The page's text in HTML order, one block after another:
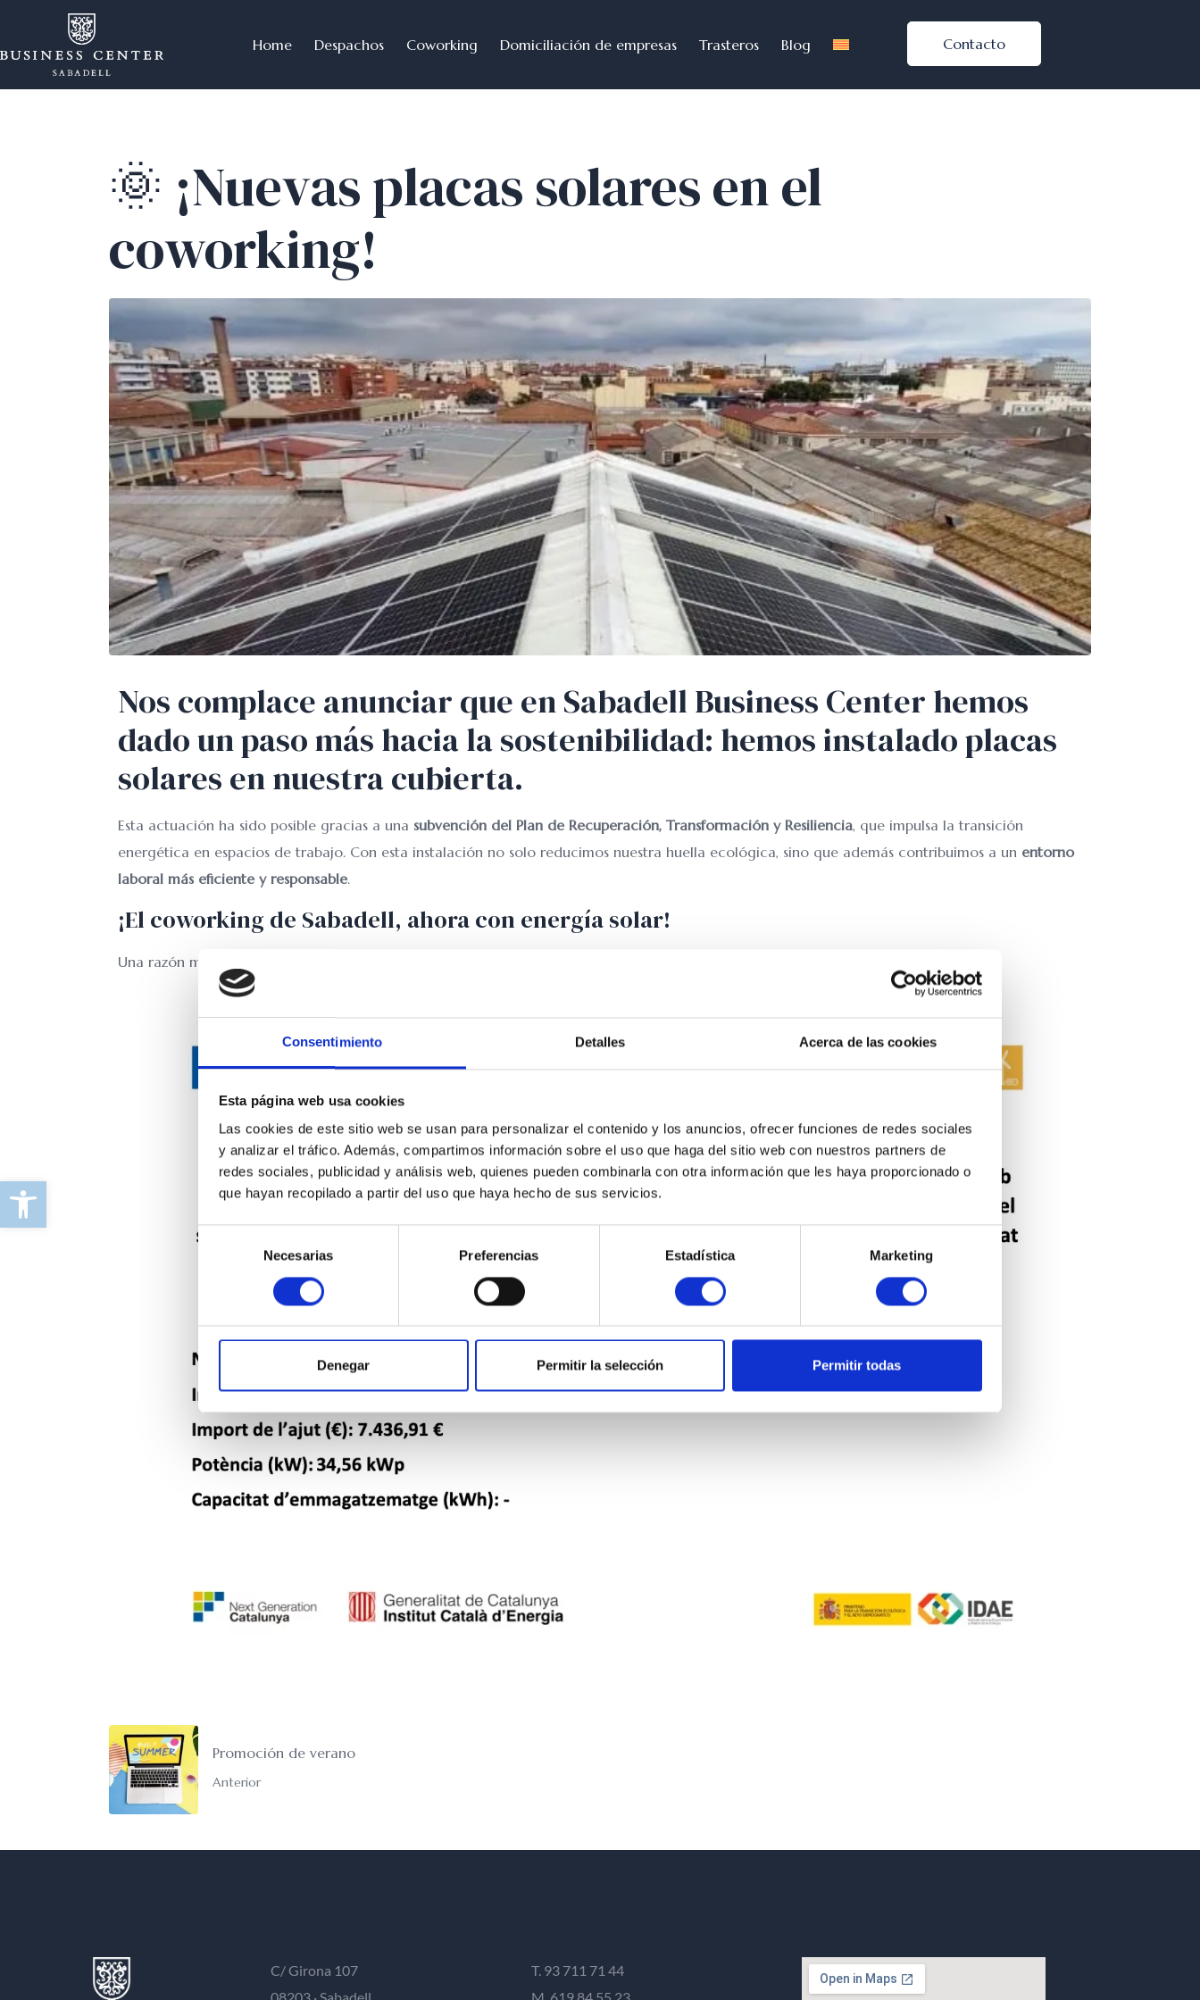
Abrir barra de herramientas
Consentimiento Detalles Acerca de las cookies
Esta página web usa cookies
Las cookies de este sitio web se usan para personalizar el contenido y los anuncios, ofrecer funciones de redes sociales
y analizar el tráfico. Además, compartimos información sobre el uso que haga del sitio web con nuestros partners de
redes sociales, publicidad y análisis web, quienes pueden combinarla con otra información que les haya proporcionado o
que hayan recopilado a partir del uso que haya hecho de sus servicios.
Selección
consentimiento
Necesarias Preferencias Estadística Marketing
Denegar Permitir la selección Permitir todas
Home Despachos Coworking Domiciliación de empresas Trasteros Blog Contacto
🌞 ¡Nuevas placas solares en el
coworking!
Nos complace anunciar que en Sabadell Business Center hemos
dado un paso más hacia la sostenibilidad: hemos instalado placas
solares en nuestra cubierta.
Esta actuación ha sido posible gracias a una subvención del Plan de Recuperación, Transformación y Resiliencia, que impulsa la transición
energética en espacios de trabajo. Con esta instalación no solo reducimos nuestra huella ecológica, sino que además contribuimos a un entorno
laboral más eficiente y responsable.
¡El coworking de Sabadell, ahora con energía solar!
Una razón más para trabajar en un espacio con luz natural, buen ambiente y ahora también energía limpia.
Promoción de verano
Anterior
C/ Girona 107
T. 93 711 71 44